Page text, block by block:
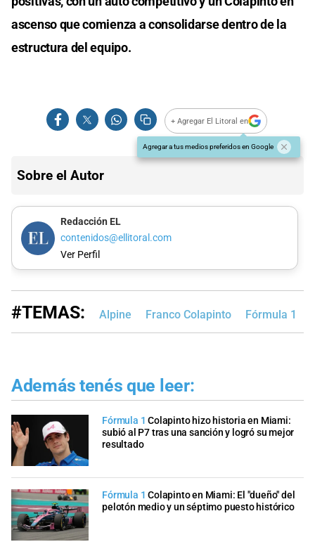
ascenso que comienza a consolidarse dentro de la
estructura del equipo.
+ Agregar El Litoral en
Agregar a tus medios preferidos en Google
Sobre el Autor
Redacción EL
contenidos@ellitoral.com
Ver Perfil
#TEMAS: Alpine Franco Colapinto Fórmula 1
Además tenés que leer:
Fórmula 1 Colapinto hizo historia en Miami:
subió al P7 tras una sanción y logró su mejor
resultado
Fórmula 1 ​Colapinto en Miami: El "dueño" del
pelotón medio y un séptimo puesto histórico